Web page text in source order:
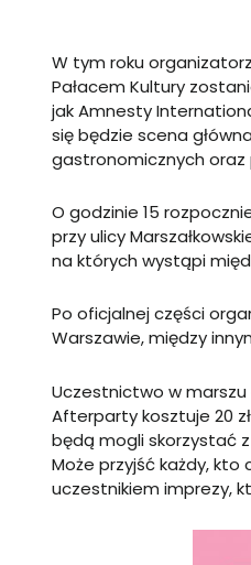
W tym roku
Pałacem Kultury
jak Amnesty
się będzie scena
gastronomicznych oraz
O godzinie 15
przy ulicy
na których wystąpi
Po oficjalnej części
Warszawie, między
Uczestnictwo w
Afterparty kosztuje 20
będą mogli skorzystać
Może przyjść każdy,
uczestnikiem imprezy,